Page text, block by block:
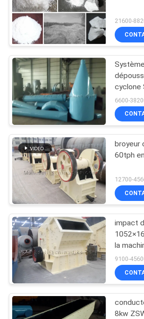
cyclone
broyeur
60tph
12700-
impact
la
9100-
8kw